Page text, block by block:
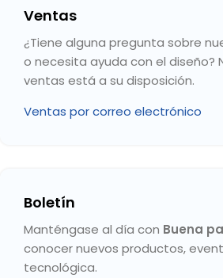
Ventas
¿Tiene alguna pregunta sobre
o necesita ayuda con el diseño?
ventas está a su disposición.
Ventas por correo electrónico
Boletín
Manténgase al día con Buena
conocer nuevos productos,
tecnológica.